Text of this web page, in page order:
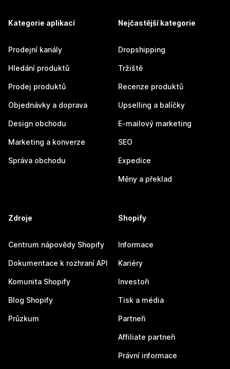
Kategorie aplikací
Prodejní kanály
Hledání produktů
Prodej produktů
Objednávky a doprava
Design obchodu
Marketing a konverze
Správa obchodu
Nejčastější kategorie
Dropshipping
Tržiště
Recenze produktů
Upselling a balíčky
E-mailový marketing
SEO
Expedice
Měny a překlad
Zdroje
Centrum nápovědy Shopify
Dokumentace k rozhraní API
Komunita Shopify
Blog Shopify
Průzkum
Shopify
Informace
Kariéry
Investoři
Tisk a média
Partneři
Affiliate partneři
Právní informace